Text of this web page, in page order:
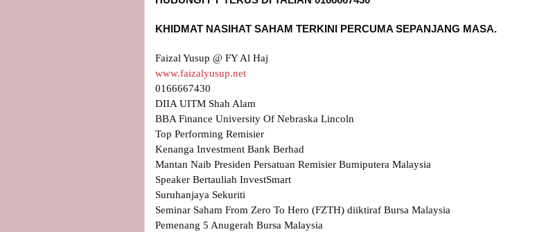
www.faizalyusup.net
0166667430
DIIA UITM Shah Alam
BBA Finance University Of Nebraska Lincoln
Top Performing Remisier
Kenanga Investment Bank Berhad
Mantan Naib Presiden Persatuan Remisier Bumiputera Malaysia
Speaker Bertauliah InvestSmart
Suruhanjaya Sekuriti
Seminar Saham From Zero To Hero (FZTH) diiktiraf Bursa Malaysia
Pemenang 5 Anugerah Bursa Malaysia